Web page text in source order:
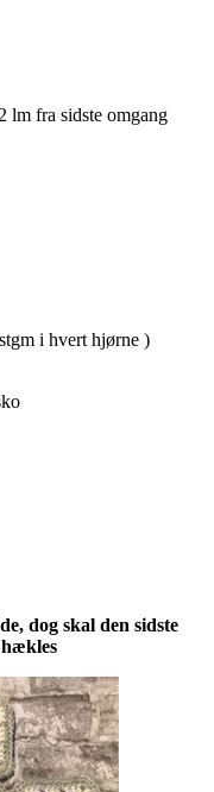
lm fra sidste omgang
i hvert hjørne )
dog skal den sidste
hækles